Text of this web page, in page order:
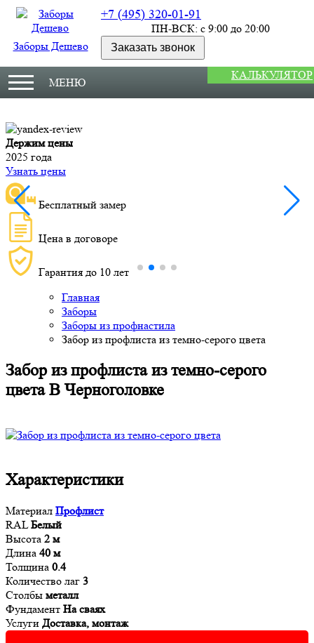
Заборы Дешево
+7 (495) 320-01-91
ПН-ВСК: с 9:00 до 20:00
Заказать звонок
МЕНЮ
КАЛЬКУЛЯТОР
Держим цены
2025 года
Узнать цены
Бесплатный замер
Цена в договоре
Гарантия до 10 лет
Главная
Заборы
Заборы из профнастила
Забор из профлиста из темно-серого цвета
Забор из профлиста из темно-серого
цвета В Черноголовке
Характеристики
Материал Профлист
RALБелый
Высота 2 м
Длина 40 м
Толщина 0.4
Количество лаг 3
Столбы металл
Фундамент На сваях
Услуги Доставка, монтаж